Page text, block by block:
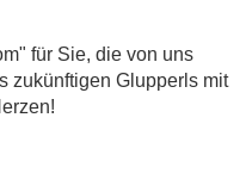
für Sie, die von uns
zukünftigen Glupperls mit